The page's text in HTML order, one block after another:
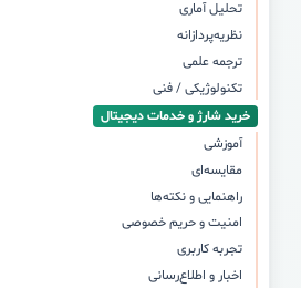
تحلیل آماری
نظریه‌پردازانه
ترجمه علمی
تکنولوژیکی / فنی
خرید شارژ و خدمات دیجیتال
آموزشی
مقایسه‌ای
راهنمایی و نکته‌ها
امنیت و حریم خصوصی
تجربه کاربری
اخبار و اطلاع‌رسانی